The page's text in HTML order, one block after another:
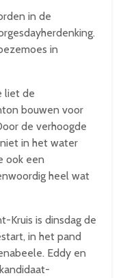
in de
in
liet de
bouwen voor
de verhoogde
in het water
ook een
heel wat
Kruis is dinsdag de
in het pand
Eddy en